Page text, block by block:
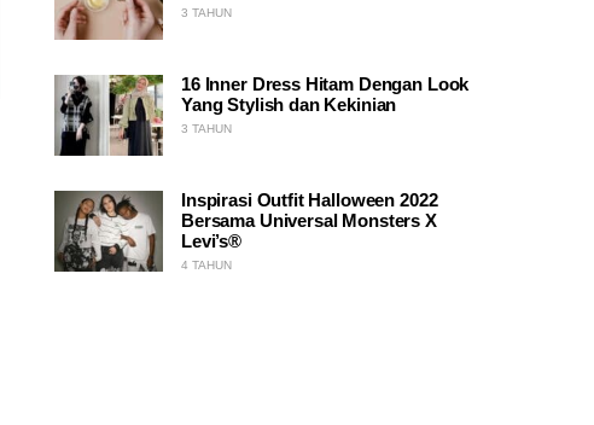
3 TAHUN
16 Inner Dress Hitam Dengan Look
Yang Stylish dan Kekinian
3 TAHUN
Inspirasi Outfit Halloween 2022
Bersama Universal Monsters X
Levi’s®
4 TAHUN